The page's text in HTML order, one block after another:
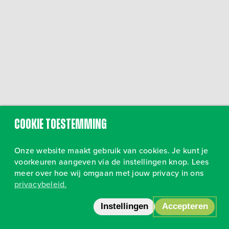
Volg ons op Instagram•Privacy
Cookie toestemming
Onze website maakt gebruik van cookies. Je kunt je
voorkeuren aangeven via de instellingen knop. Lees
meer over hoe wij omgaan met jouw privacy in ons
privacybeleid.
Instellingen Accepteren